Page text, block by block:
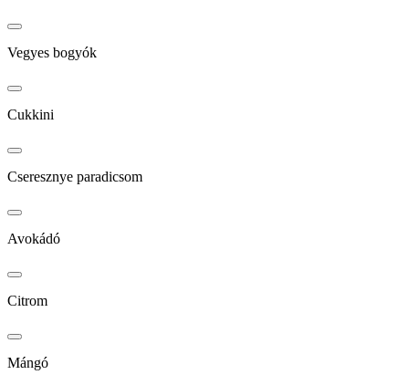
Vegyes bogyók
Cukkini
Cseresznye paradicsom
Avokádó
Citrom
Mángó